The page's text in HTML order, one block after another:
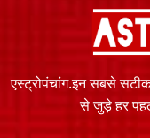
एस्ट्रोपंचांग.इन सबसे सटीक
से जुड़े हर